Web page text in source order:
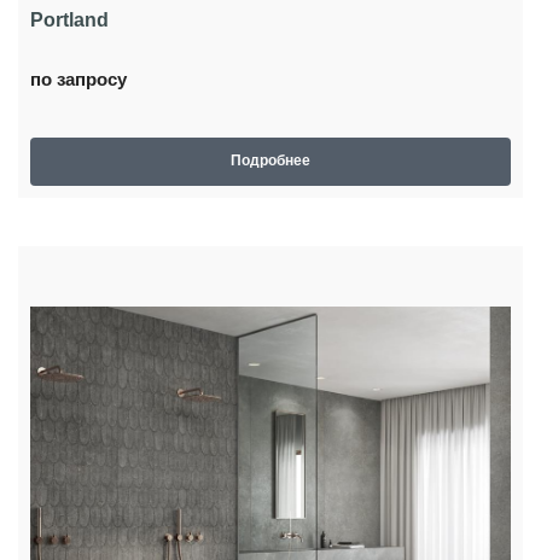
Portland
по запросу
Подробнее